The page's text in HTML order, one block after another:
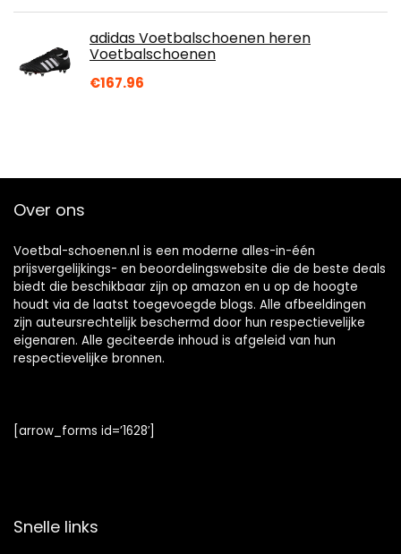
adidas Voetbalschoenen heren
Voetbalschoenen
€167.96
Over ons
Voetbal-schoenen.nl is een moderne alles-in-één
prijsvergelijkings- en beoordelingswebsite die de beste deals
biedt die beschikbaar zijn op amazon en u op de hoogte
houdt via de laatst toegevoegde blogs. Alle afbeeldingen
zijn auteursrechtelijk beschermd door hun respectievelijke
eigenaren. Alle geciteerde inhoud is afgeleid van hun
respectievelijke bronnen.
[arrow_forms id=’1628′]
Snelle links